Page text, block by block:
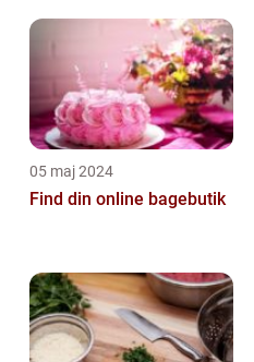
05 maj 2024
Find din online bagebutik